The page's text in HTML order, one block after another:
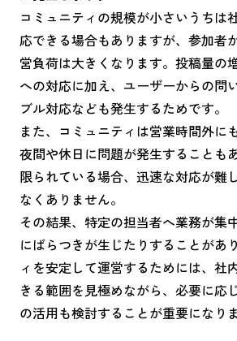
コミュニティの規模が小さいうちは
応できる場合もありますが、参加者
営負荷は大きくなります。投稿量の
への対応に加え、ユーザーからの問
ブル対応なども発生するためです。
また、コミュニティは営業時間外に
夜間や休日に問題が発生することも
限られている場合、迅速な対応が難
なくありません。
その結果、特定の担当者へ業務が集
にばらつきが生じたりすることがあ
ィを安定して運営するためには、社
きる範囲を見極めながら、必要に応
の活用も検討することが重要になりま